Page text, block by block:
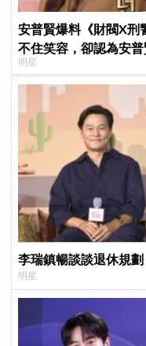
安普賢爆料《財閥X刑
不住笑容，卻認為安普
明星
李瑞鎮暢談談退休規
明星